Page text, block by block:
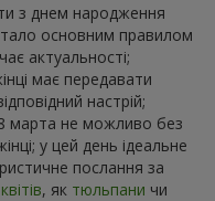
з днем народження
основним правилом
актуальності;
має передавати
настрій;
марта не можливо без
у цей день ідеальне
послання за
, як тюльпани чи